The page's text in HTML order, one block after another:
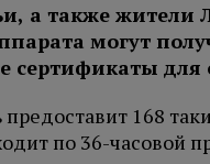
а также жители
могут
сертификаты
предоставит 168
по 36-часовой